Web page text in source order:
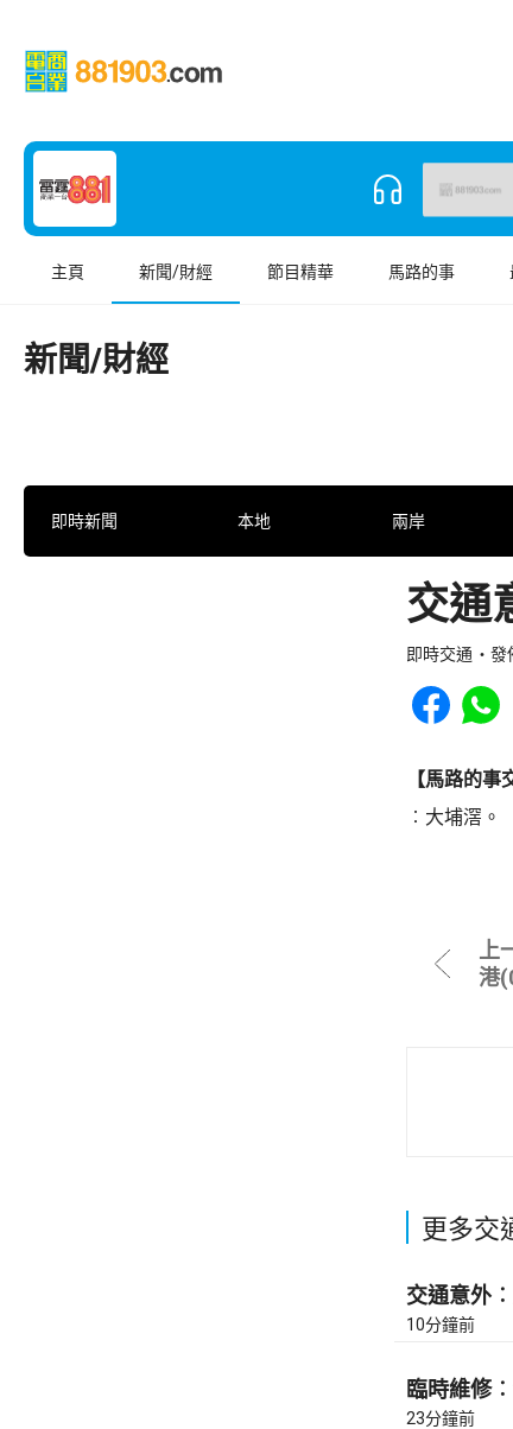
主頁 新聞/財經 節目精華 馬路的事
新聞/財經
即時新聞 本地 兩岸
交通
即時交通 發
Share toShare
【馬路的事
︰大埔滘。
港
更多交
交通意外
10分鐘前
臨時維修
23分鐘前